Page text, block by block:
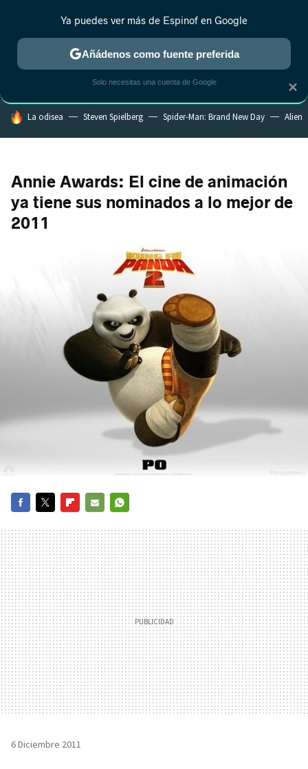
MENÚ NUEVO
ESTRENOS REALITY ANIME RANKINGS CINE
HOY SE HABLA DE
La odisea Steven Spielberg Spider-Man: Brand New Day Alien
Annie Awards: El cine de animación
ya tiene sus nominados a lo mejor de
2011
MAIL
6 Diciembre 2011
×
Ya puedes ver más de Espinof en Google
Añádenos como fuente preferida
Solo necesitas una cuenta de Google